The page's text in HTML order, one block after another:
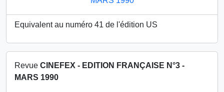
Equivalent au numéro 41 de l'édition US
Revue CINEFEX - EDITION FRANÇAISE N°3 -
MARS 1990